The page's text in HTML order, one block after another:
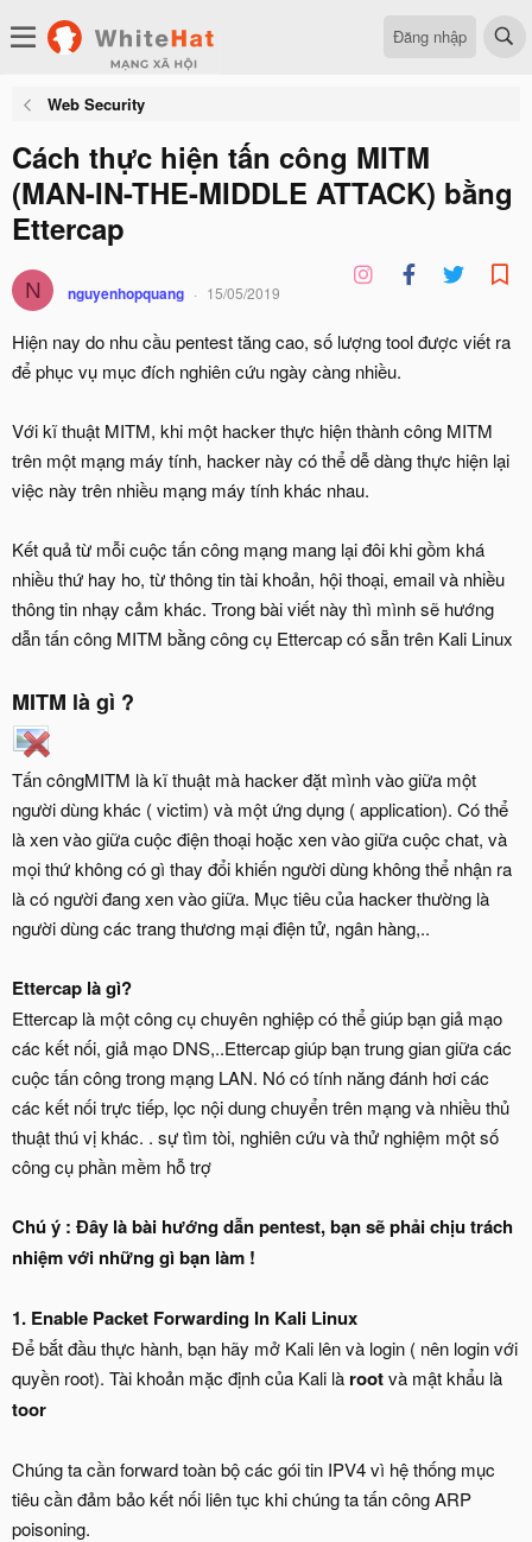
Đăng nhập
Web Security
Cách thực hiện tấn công MITM
(MAN-IN-THE-MIDDLE ATTACK) bằng
Ettercap
N nguyenhopquang 15/05/2019
Hiện nay do nhu cầu pentest tăng cao, số lượng tool được viết ra
để phục vụ mục đích nghiên cứu ngày càng nhiều.
Với kĩ thuật MITM, khi một hacker thực hiện thành công MITM
trên một mạng máy tính, hacker này có thể dễ dàng thực hiện lại
việc này trên nhiều mạng máy tính khác nhau.
Kết quả từ mỗi cuộc tấn công mạng mang lại đôi khi gồm khá
nhiều thứ hay ho, từ thông tin tài khoản, hội thoại, email và nhiều
thông tin nhạy cảm khác. Trong bài viết này thì mình sẽ hướng
dẫn tấn công MITM bằng công cụ Ettercap có sẵn trên Kali Linux
MITM là gì ?
Tấn côngMITM là kĩ thuật mà hacker đặt mình vào giữa một
người dùng khác ( victim) và một ứng dụng ( application). Có thể
là xen vào giữa cuộc điện thoại hoặc xen vào giữa cuộc chat, và
mọi thứ không có gì thay đổi khiến người dùng không thể nhận ra
là có người đang xen vào giữa. Mục tiêu của hacker thường là
người dùng các trang thương mại điện tử, ngân hàng,..
Ettercap là gì?
Ettercap là một công cụ chuyên nghiệp có thể giúp bạn giả mạo
các kết nối, giả mạo DNS,..Ettercap giúp bạn trung gian giữa các
cuộc tấn công trong mạng LAN. Nó có tính năng đánh hơi các
các kết nối trực tiếp, lọc nội dung chuyển trên mạng và nhiều thủ
thuật thú vị khác. . sự tìm tòi, nghiên cứu và thử nghiệm một số
công cụ phần mềm hỗ trợ
Chú ý : Đây là bài hướng dẫn pentest, bạn sẽ phải chịu trách
nhiệm với những gì bạn làm !
1. Enable Packet Forwarding In Kali Linux
Để bắt đầu thực hành, bạn hãy mở Kali lên và login ( nên login với
quyền root). Tài khoản mặc định của Kali là rootvà mật khẩu là
toor
Chúng ta cần forward toàn bộ các gói tin IPV4 vì hệ thống mục
tiêu cần đảm bảo kết nối liên tục khi chúng ta tấn công ARP
poisoning.